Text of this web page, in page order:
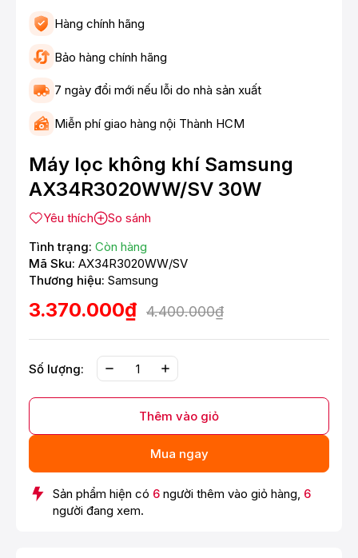
Hàng chính hãng
Bảo hàng chính hãng
7 ngày đổi mới nếu lỗi do nhà sản xuất
Miễn phí giao hàng nội Thành HCM
Máy lọc không khí Samsung
AX34R3020WW/SV 30W
Yêu thích
So sánh
Tình trạng: Còn hàng
Mã Sku: AX34R3020WW/SV
Thương hiệu: Samsung
3.370.000₫ 4.400.000₫
Số lượng:
Thêm vào giỏ
Mua ngay
Sản phẩm hiện có 6 người thêm vào giỏ hàng, 6
người đang xem.